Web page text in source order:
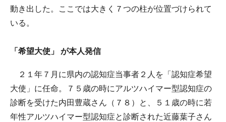
動き出した。ここでは大きく７つの柱が位置づけられて
いる。
「希望大使」 が本人発信
２１年７月に県内の認知症当事者２人を「認知症希望
大使」に任命。７５歳の時にアルツハイマー型認知症の
診断を受けた内田豊蔵さん（７８）と、５１歳の時に若
年性アルツハイマー型認知症と診断された近藤葉子さん